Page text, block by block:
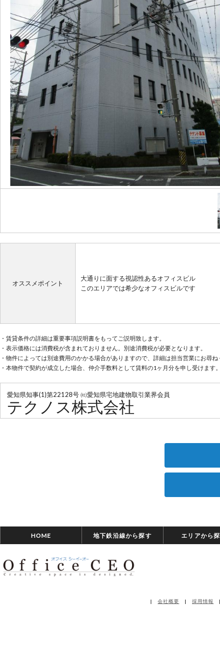
オススメポイント
大通りに面する視認性あるオフィスビル
このエリアでは希少なオフィスビルです
・賃貸条件の詳細は重要事項説明書をもってご説明致します。
・表示価格には消費税が含まれておりません。別途消費税が必要となります。
・物件によっては別途費用のかかる場合がありますので、詳細は担当営業にお尋
・本物件で契約が成立した場合、仲介手数料として賃料の1ヶ月分を申し受けます
愛知県知事(1)第22128号 ㈳愛知県宅地建物取引業界会員
テクノス株式会社
HOME 地下鉄沿線から探す エリアから
| 会社概要 | 採用情報